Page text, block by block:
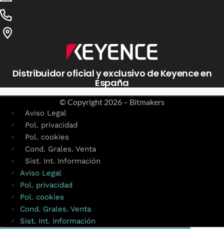
Distribuidor oficial y exclusivo de Keyence en
España
© Copyright 2026 – Bitmakers
Aviso Legal
Pol. privacidad
Pol. cookies
Cond. Grales. Venta
Sist. Int. Información
Aviso Legal
Pol. privacidad
Pol. cookies
Cond. Grales. Venta
Sist. Int. Información